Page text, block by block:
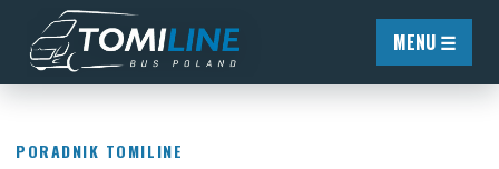
Przejdź do treści
MENU ☰
PORADNIK TOMILINE